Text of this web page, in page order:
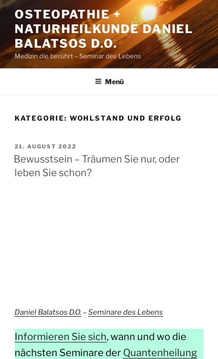
Zum
Inhalt
springen
OSTEOPATHIE +
NATURHEILKUNDE DANIEL
BALATSOS D.O.
Medizin die berührt – Seminar des Lebens
Menü
KATEGORIE: WOHLSTAND UND ERFOLG
VERÖFFENTLICHT
AM
21. AUGUST 2022
Bewusstsein – Träumen Sie nur, oder
leben Sie schon?
Daniel Balatsos D.O. –Seminare des Lebens
Informieren Sie sich, wann und wo die
nächsten Seminare der Quantenheilung